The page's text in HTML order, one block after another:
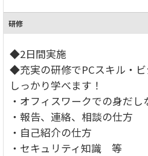
研修
◆2日間実施
◆充実の研修でPCスキル・
しっかり学べます！
・オフィスワークでの身だし
・報告、連絡、相談の仕方
・自己紹介の仕方
・セキュリティ知識 等